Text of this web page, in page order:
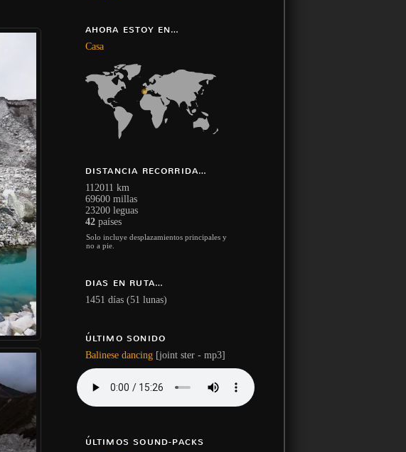
AHORA ESTOY EN…
Casa
DISTANCIA RECORRIDA…
112011 km
69600 millas
23200 leguas
42países
Solo incluye desplazamientos principales y
no a pie.
DIAS EN RUTA…
1451 días (51 lunas)
ÚLTIMO SONIDO
Balinese dancing[joint ster - mp3]
ÚLTIMOS SOUND-PACKS